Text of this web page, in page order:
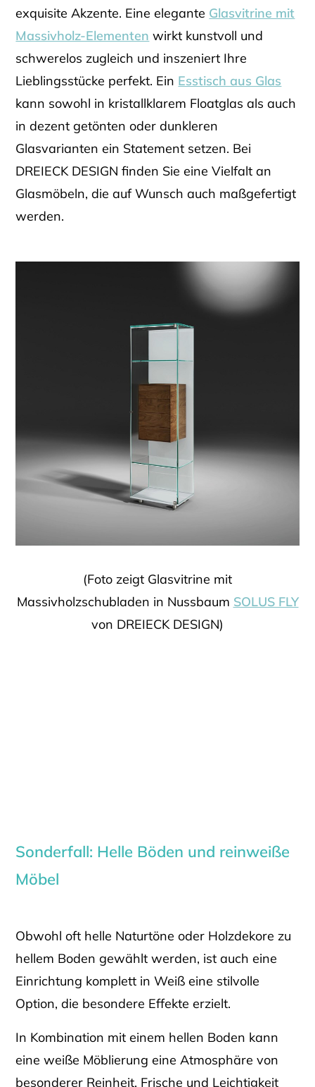
exquisite Akzente. Eine elegante Glasvitrine mit
Massivholz-Elementen wirkt kunstvoll und
schwerelos zugleich und inszeniert Ihre
Lieblingsstücke perfekt. Ein Esstisch aus Glas
kann sowohl in kristallklarem Floatglas als auch
in dezent getönten oder dunkleren
Glasvarianten ein Statement setzen. Bei
DREIECK DESIGN finden Sie eine Vielfalt an
Glasmöbeln, die auf Wunsch auch maßgefertigt
werden.
(Foto zeigt Glasvitrine mit
Massivholzschubladen in Nussbaum SOLUS FLY
von DREIECK DESIGN)
Sonderfall: Helle Böden und reinweiße
Möbel
Obwohl oft helle Naturtöne oder Holzdekore zu
hellem Boden gewählt werden, ist auch eine
Einrichtung komplett in Weiß eine stilvolle
Option, die besondere Effekte erzielt.
In Kombination mit einem hellen Boden kann
eine weiße Möblierung eine Atmosphäre von
besonderer Reinheit, Frische und Leichtigkeit